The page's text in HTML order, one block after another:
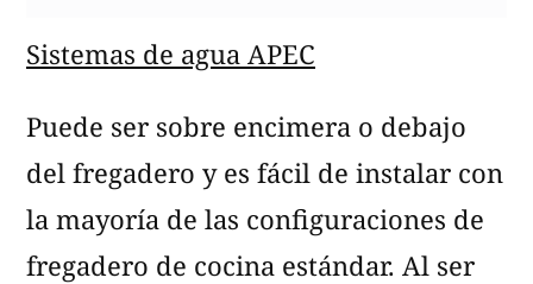
Sistemas de agua APEC
Puede ser sobre encimera o debajo
del fregadero y es fácil de instalar con
la mayoría de las configuraciones de
fregadero de cocina estándar. Al ser